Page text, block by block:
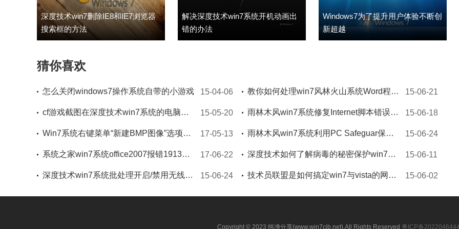
深度技术win7删除IE8和IE7浏览器
搜索框的方法
解决深度技术win7系统开机动画出
错的办法
Windows7为了提升用户体验不断创
新超越
猜你喜欢
怎么关闭windows7操作系统自带的小游戏 15-04-06
cf游戏截图在深度技术win7系统的电脑那个文件夹 15-05-20
Win7系统右键菜单“新建BMP图像”选项的找回方法 17-05-13
系统之家win7系统office2007报错1913怎么办 17-06-22
深度技术win7系统批处理开启/禁用无线网卡的方法 15-06-24
教你如何处理win7风林火山系统Word程序未响应技巧 15-06-21
雨林木风win7系统修复Internet脚本错误的办法有哪些 15-06-18
雨林木风win7系统利用PC Safeguar保护电脑文件 15-06-24
深度技术如何了解病毒的秘密保护win7系统安全 15-06-11
技术员联盟是如何搞定win7与vista的网络共享 15-06-02
Copyright © 2023 纯净分享(www.win7cjb.net).All Rights Reserved 粤ICP备